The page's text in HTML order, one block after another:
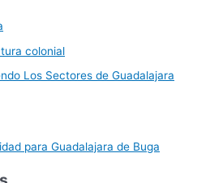
colonial
Los Sectores de Guadalajara
para Guadalajara de Buga